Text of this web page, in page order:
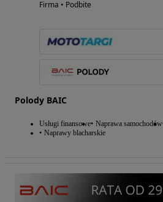
Firma • Podbite
Polody BAIC
Usługi finansowe Naprawa samochodów
Naprawy blacharskie